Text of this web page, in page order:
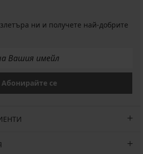
ни и получете най-добрите
Абонирайте се